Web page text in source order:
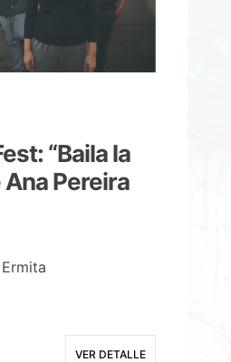
“Baila la
Ana Pereira
VER DETALLE